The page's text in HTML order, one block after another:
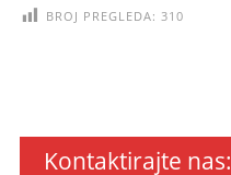
BROJ PREGLEDA: 310
Kontaktirajte nas: